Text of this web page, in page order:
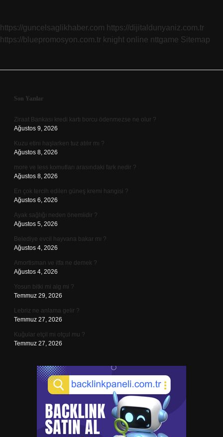
https://guncelsaglikhaber.com https://dijitaldunyaniz.com.tr
https://bluepromosyon.com.tr knight online nttgame Sitemap
Sidebar
Son Yazılar
Ziraat Bankası kredi kartı borcu ödenmezse ne olur ?
Ağustos 9, 2026
Kuzu etini haşlarken tuz atılır mı ?
Ağustos 8, 2026
more ve less komutları arasındaki fark nedir ?
Ağustos 8, 2026
En çok tercih edilen güneş kremi hangisi ?
Ağustos 6, 2026
Ayak sağlığı neden önemlidir ?
Ağustos 5, 2026
Belediye evcil hayvana bakar mı ?
Ağustos 4, 2026
Amortisman ve itfa ne demek ?
Ağustos 4, 2026
Yosun bitki mi alg mi ?
Temmuz 29, 2026
Lebriz ne anlama gelir ?
Temmuz 27, 2026
Kuğular etçil mi otçul mu ?
Temmuz 27, 2026